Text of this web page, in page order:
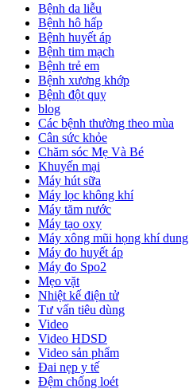
Bệnh da liễu
Bệnh hô hấp
Bệnh huyết áp
Bệnh tim mạch
Bệnh trẻ em
Bệnh xương khớp
Bệnh đột quỵ
blog
Các bệnh thường theo mùa
Cân sức khỏe
Chăm sóc Mẹ Và Bé
Khuyến mại
Máy hút sữa
Máy lọc không khí
Máy tăm nước
Máy tạo oxy
Máy xông mũi họng khí dung
Máy đo huyết áp
Máy đo Spo2
Mẹo vặt
Nhiệt kế điện tử
Tư vấn tiêu dùng
Video
Video HDSD
Video sản phẩm
Đai nẹp y tế
Đệm chống loét